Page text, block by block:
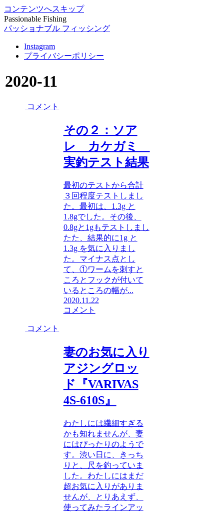
コンテンツへスキップ
Passionable Fishing
パッショナブル フィッシング
Instagram
プライバシーポリシー
2020-11
コメント
その２：ソア
レ カケガミ
実釣テスト結果
最初のテストから合計
３回程度テストしまし
た。最初は、1.3g と
1.8gでした。その後、
0.8gと1gもテストしまし
たた、結果的に1g と
1.3g を気に入りまし
た。マイナス点とし
て、①ワームを刺すと
ころとフックが付いて
いるところの幅が...
2020.11.22
コメント
コメント
妻のお気に入り
アジングロッ
ド『VARIVAS
4S-610S』
わたしには繊細すぎる
かも知れませんが、妻
にはぴったりのようで
す。渋い日に、きっち
りと、尺を釣っていま
した。わたしにはまだ
超お気に入りがありま
せんが、とりあえず、
使ってみたラインアッ